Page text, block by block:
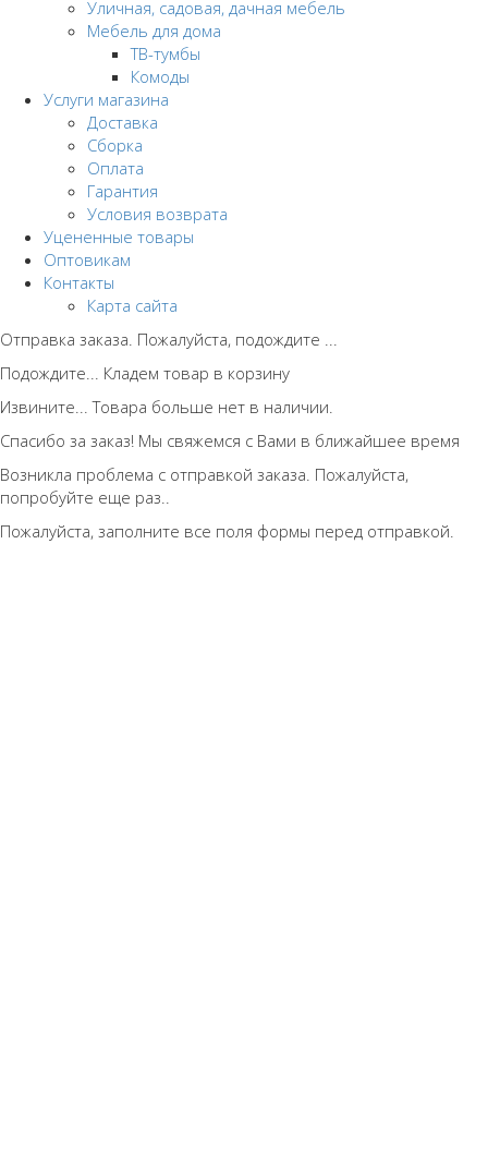
Уличная, садовая, дачная мебель
Мебель для дома
ТВ-тумбы
Комоды
Услуги магазина
Доставка
Сборка
Оплата
Гарантия
Условия возврата
Уцененные товары
Оптовикам
Контакты
Карта сайта
Отправка заказа. Пожалуйста, подождите ...
Подождите... Кладем товар в корзину
Извините... Товара больше нет в наличии.
Спасибо за заказ! Мы свяжемся с Вами в ближайшее время
Возникла проблема с отправкой заказа. Пожалуйста,
попробуйте еще раз..
Пожалуйста, заполните все поля формы перед отправкой.